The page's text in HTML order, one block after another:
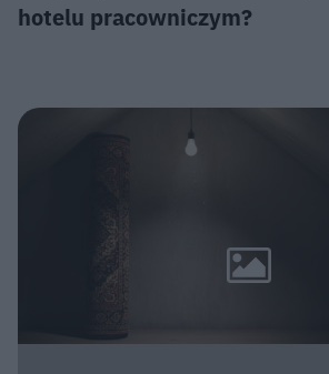
hotelu pracowniczym?